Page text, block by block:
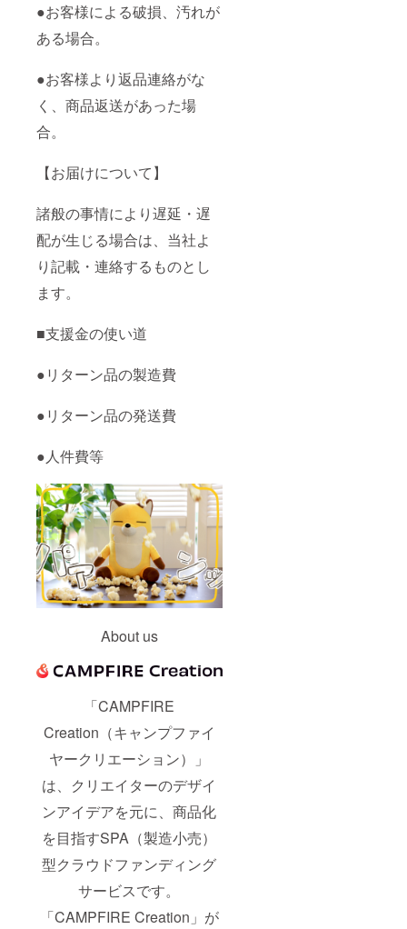
●お客様による破損、汚れが
ある場合。
●お客様より返品連絡がな
く、商品返送があった場
合。
【お届けについて】
諸般の事情により遅延・遅
配が生じる場合は、当社よ
り記載・連絡するものとし
ます。
■支援金の使い道
●リターン品の製造費
●リターン品の発送費
●人件費等
About us
「CAMPFIRE
Creation（キャンプファイ
ヤークリエーション）」
は、クリエイターのデザイ
ンアイデアを元に、商品化
を目指すSPA（製造小売）
型クラウドファンディング
サービスです。
「CAMPFIRE Creation」が